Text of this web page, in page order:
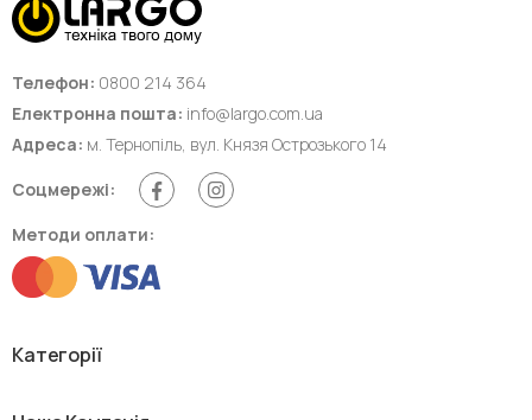
Телефон: 0800 214 364
Електронна пошта: info@largo.com.ua
Адреса: м. Тернопіль, вул. Князя Острозького 14
Соцмережі:
Методи оплати:
Категорії